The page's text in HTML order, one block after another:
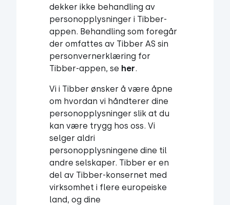
dekker ikke behandling av
personopplysninger i Tibber-
appen. Behandling som foregår
der omfattes av Tibber AS sin
personvernerklæring for
Tibber-appen, se her.
Vi i Tibber ønsker å være åpne
om hvordan vi håndterer dine
personopplysninger slik at du
kan være trygg hos oss. Vi
selger aldri
personopplysningene dine til
andre selskaper. Tibber er en
del av Tibber-konsernet med
virksomhet i flere europeiske
land, og dine